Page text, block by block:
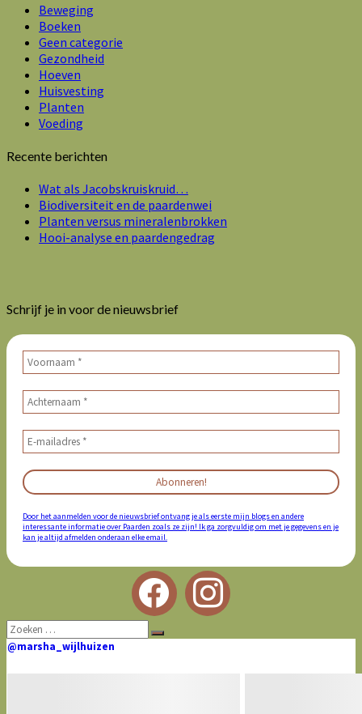
Beweging
Boeken
Geen categorie
Gezondheid
Hoeven
Huisvesting
Planten
Voeding
Recente berichten
Wat als Jacobskruiskruid…
Biodiversiteit en de paardenwei
Planten versus mineralenbrokken
Hooi-analyse en paardengedrag
Schrijf je in voor de nieuwsbrief
Door het aanmelden voor de nieuwsbrief ontvang je als eerste mijn blogs en andere
interessante informatie over Paarden zoals ze zijn! Ik ga zorgvuldig om met je gegevens en je
kan je altijd afmelden onderaan elke email.
Zoeken
naar:
Zoeken
@marsha_wijlhuizen